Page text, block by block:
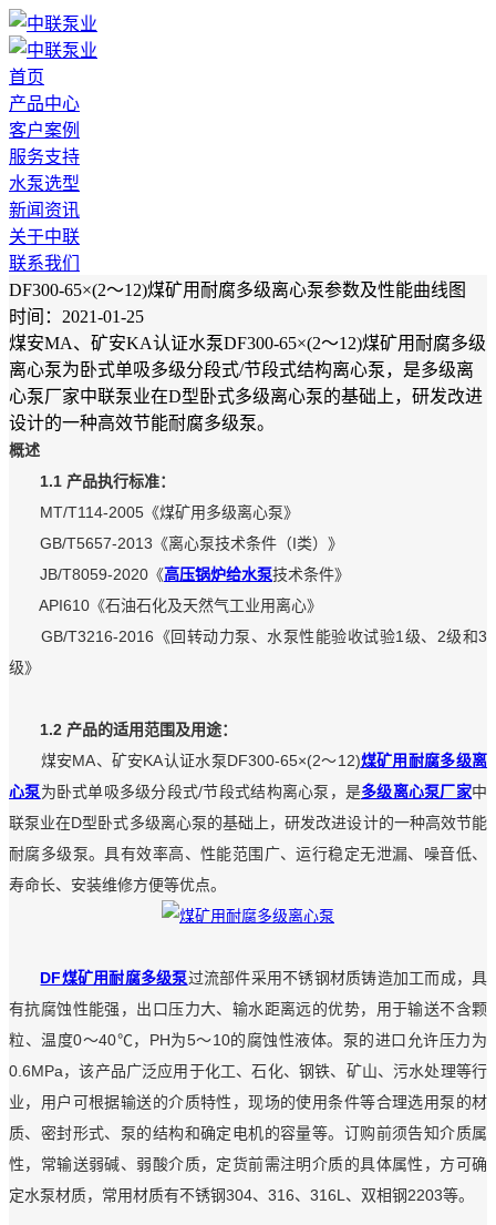
首页
产品中心
客户案例
服务支持
水泵选型
新闻资讯
关于中联
联系我们
DF300-65×(2～12)煤矿用耐腐多级离心泵参数及性能曲线图
时间：2021-01-25
煤安MA、矿安KA认证水泵DF300-65×(2～12)煤矿用耐腐多级
离心泵为卧式单吸多级分段式/节段式结构离心泵，是多级离
心泵厂家中联泵业在D型卧式多级离心泵的基础上，研发改进
设计的一种高效节能耐腐多级泵。
概述
1.1 产品执行标准：
MT/T114-2005《煤矿用多级离心泵》
GB/T5657-2013《离心泵技术条件（I类）》
JB/T8059-2020《高压锅炉给水泵技术条件》
API610《石油石化及天然气工业用离心》
GB/T3216-2016《回转动力泵、水泵性能验收试验1级、2级和3
级》
1.2 产品的适用范围及用途：
煤安MA、矿安KA认证水泵DF300-65×(2～12)煤矿用耐腐多级离
心泵为卧式单吸多级分段式/节段式结构离心泵，是多级离心泵厂家中
联泵业在D型卧式多级离心泵的基础上，研发改进设计的一种高效节能
耐腐多级泵。具有效率高、性能范围广、运行稳定无泄漏、噪音低、
寿命长、安装维修方便等优点。
DF煤矿用耐腐多级泵过流部件采用不锈钢材质铸造加工而成，具
有抗腐蚀性能强，出口压力大、输水距离远的优势，用于输送不含颗
粒、温度0～40℃，PH为5～10的腐蚀性液体。泵的进口允许压力为
0.6MPa，该产品广泛应用于化工、石化、钢铁、矿山、污水处理等行
业，用户可根据输送的介质特性，现场的使用条件等合理选用泵的材
质、密封形式、泵的结构和确定电机的容量等。订购前须告知介质属
性，常输送弱碱、弱酸介质，定货前需注明介质的具体属性，方可确
定水泵材质，常用材质有不锈钢304、316、316L、双相钢2203等。